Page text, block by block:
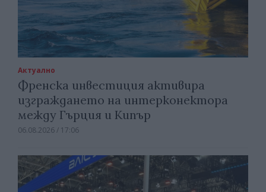
Актуално
Френска инвестиция активира
изграждането на интерконектора
между Гърция и Кипър
06.08.2026 / 17:06